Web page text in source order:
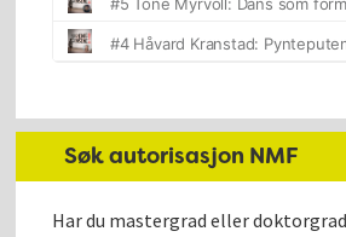
Søk autorisasjon NMF
Har du mastergrad eller